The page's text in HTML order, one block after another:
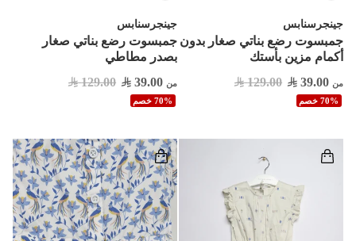
جينجرسنابس
جمبسوت رضع بناتي صغار بدون
أكمام مزين بأستك
من 39.00
129.00
70% خصم
جينجرسنابس
جمبسوت رضع بناتي صغار
بصدر مطاطي
من 39.00
129.00
70% خصم